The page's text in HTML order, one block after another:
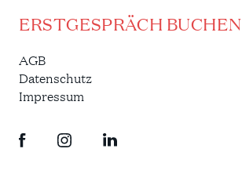
ERSTGESPRÄCH BUCHEN
AGB
Datenschutz
Impressum